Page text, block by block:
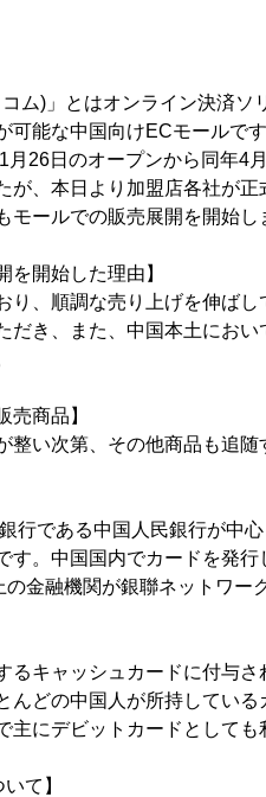
コム)」とはオンライン決済
能な中国向けECモールです
26日のオープンから同年4
が、本日より加盟店各社が
ールでの販売展開を開始し
を開始した理由】
り、順調な売り上げを伸ば
だき、また、中国本土にお
売商品】
い次第、その他商品も追随
行である中国人民銀行が中
す。中国国内でカードを発
金融機関が銀聯ネットワー
るキャッシュカードに付与
んどの中国人が所持してい
にデビットカードとしても
て】